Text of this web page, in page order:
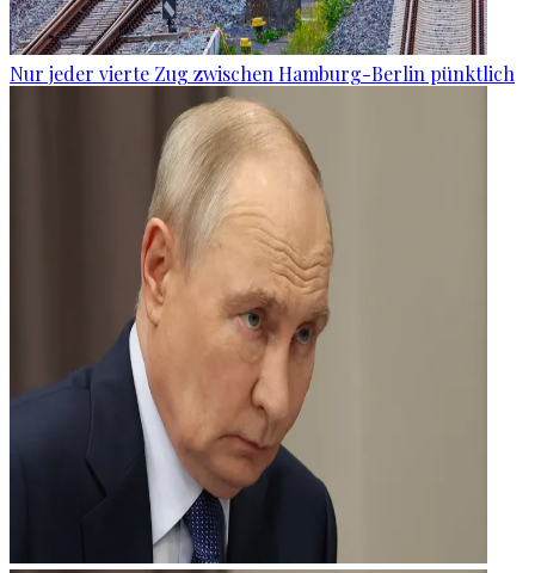
Nur jeder vierte Zug zwischen Hamburg-Berlin pünktlich